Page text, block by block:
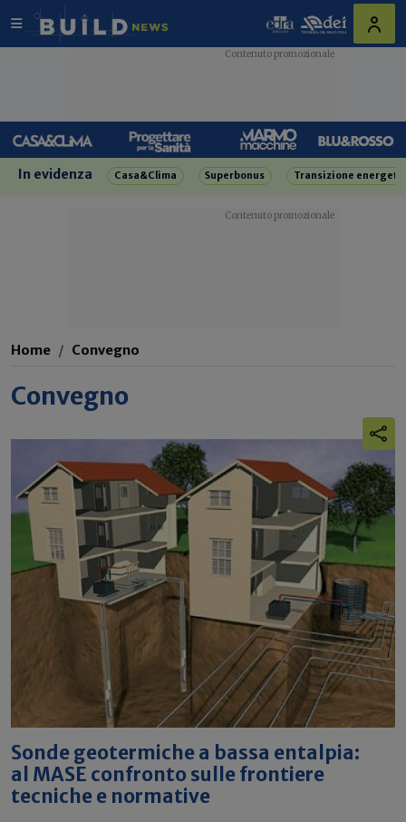
In evidenza Casa&Clima Superbonus Transizione
Home Convegno
Convegno
Sonde geotermiche a bassa entalpia:
al MASE confronto sulle frontiere
tecniche e normative